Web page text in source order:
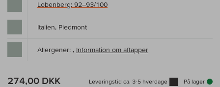
Lobenberg: 92–93/100
Italien, Piedmont
Allergener: , Information om aftapper
274,00 DKK Leveringstid ca. 3-5 hverdage På lager